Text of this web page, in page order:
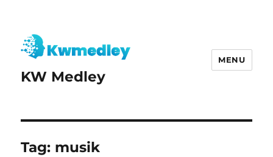
KW Medley
MENU
Tag: musik